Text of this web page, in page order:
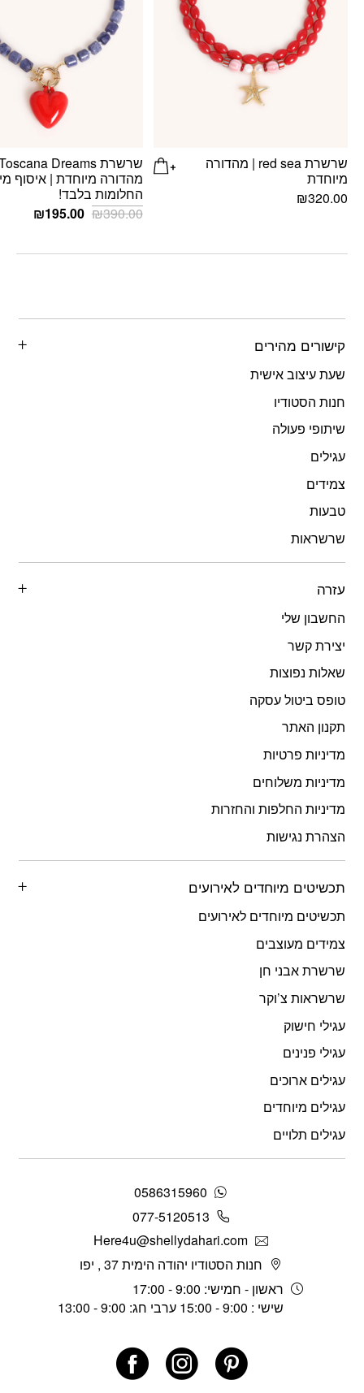
שרשרת red sea | מהדורה
מיוחדת
₪320.00
מהדורה מיוחדת | איסוף
החלומות בלבד!
₪390.00
המחיר
₪390.00.
₪195.00
קישורים מהירים
שעת עיצוב אישית
חנות הסטודיו
שיתופי פעולה
עגילים
צמידים
טבעות
שרשראות
עזרה
החשבון שלי
יצירת קשר
שאלות נפוצות
טופס ביטול עסקה
תקנון האתר
מדיניות פרטיות
מדיניות משלוחים
מדיניות החלפות והחזרות
הצהרת נגישות
תכשיטים מיוחדים לאירועים
תכשיטים מיוחדים לאירועים
צמידים מעוצבים
שרשרת אבני חן
שרשראות צ’וקר
עגילי חישוק
עגילי פנינים
עגילים ארוכים
עגילים מיוחדים
עגילים תלויים
0586315960
077-5120513
Here4u@shellydahari.com
חנות הסטודיו יהודה הימית 37 , יפו
ראשון - חמישי: 9:00 - 17:00
שישי : 9:00 - 15:00 ערבי חג: 9:00 - 13:00